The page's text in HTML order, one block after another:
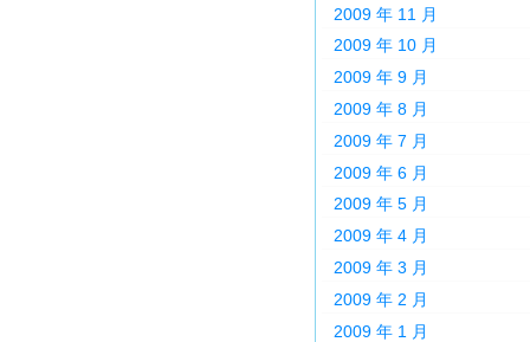
2009 年 11 月
2009 年 10 月
2009 年 9 月
2009 年 8 月
2009 年 7 月
2009 年 6 月
2009 年 5 月
2009 年 4 月
2009 年 3 月
2009 年 2 月
2009 年 1 月